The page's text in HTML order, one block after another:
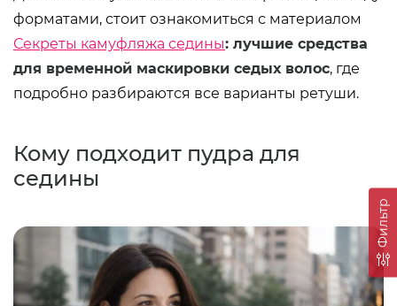
форматами, стоит ознакомиться с материалом
Секреты камуфляжа седины: лучшие средства
для временной маскировки седых волос, где
подробно разбираются все варианты ретуши.
Кому подходит пудра для
седины
Фильтр